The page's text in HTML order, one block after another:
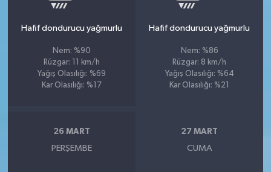
Hafif dondurucu yağmurlu
Nem: %90
Rüzgar: 11 km/h
Yağış Olasılığı: %69
Kar Olasılığı: %17
Hafif dondurucu yağmurlu
Nem: %86
Rüzgar: 8 km/h
Yağış Olasılığı: %64
Kar Olasılığı: %21
26 MART
PERŞEMBE
27 MART
CUMA